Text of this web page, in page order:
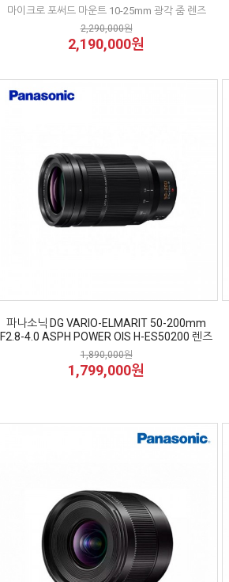
마이크로 포써드 마운트 10-25mm 광각 줌 렌즈
2,290,000원
2,190,000원
파나소닉 DG VARIO-ELMARIT 50-200mm
F2.8-4.0 ASPH POWER OIS H-ES50200 렌즈
1,890,000원
1,799,000원